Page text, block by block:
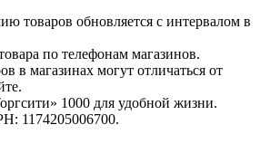
товаров обновляется с интервалом в
по телефонам магазинов.
в магазинах могут отличаться от
1000 для удобной жизни.
1174205006700.